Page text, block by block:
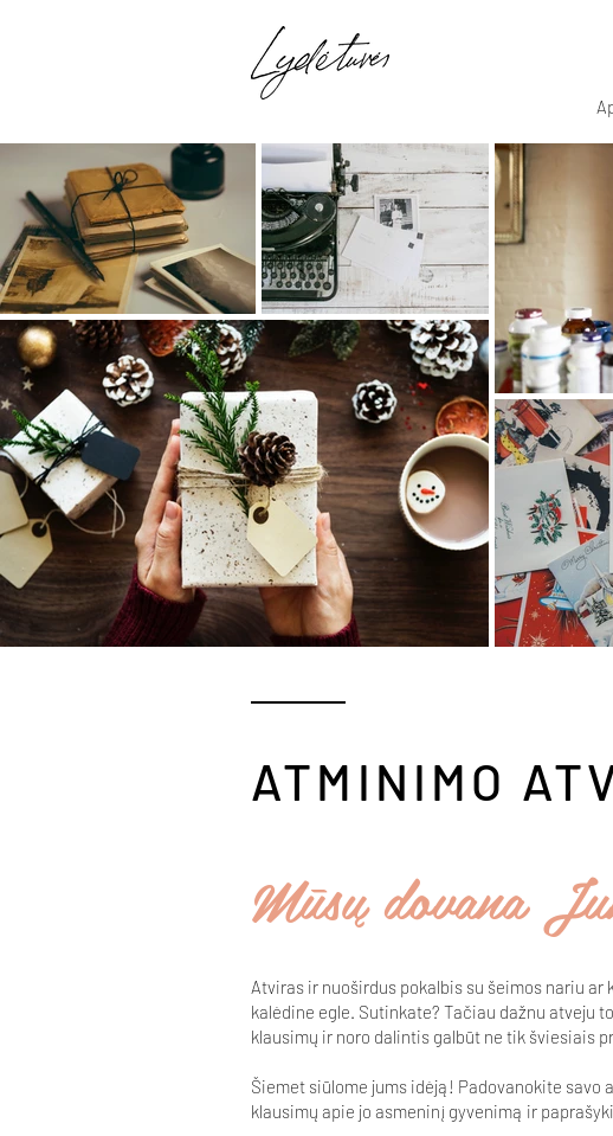
ATMINIMO
Mūsų dovana
Atviras ir nuoširdus pokalbis su šeimos nariu
kalėdine egle. Sutinkate? Tačiau dažnu atveju
klausimų ir noro dalintis galbūt ne tik šviesiais
Šiemet siūlome jums idėją! Padovanokite
klausimų apie jo asmeninį gyvenimą ir